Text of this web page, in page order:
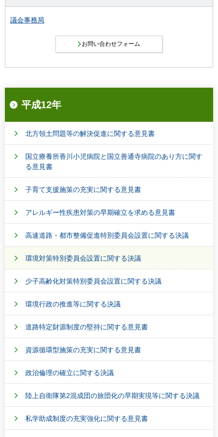
議会事務局
平成12年
北方領土問題等の解決促進に関する意見書
国立療養所香川小児病院と国立善通寺病院のあり方に関す
る意見書
子育て支援施策の充実に関する意見書
アレルギー性疾患対策の早期確立を求める意見書
高速道路・都市整備促進特別委員会設置に関する決議
環境対策特別委員会設置に関する決議
少子高齢化対策特別委員会設置に関する決議
環境行政の推進等に関する決議
道路特定財源制度の堅持に関する意見書
資源循環型施策の充実に関する意見書
政治倫理の確立に関する決議
陸上自衛隊第2混成団の旅団化の早期実現等に関する決議
私学助成制度の充実強化に関する意見書